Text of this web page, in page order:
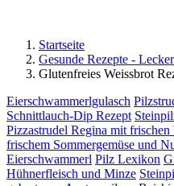
Startseite
Gesunde Rezepte -
Glutenfreies Weissbrot
Eierschwammerlgulasch
Schnittlauch-Dip Rezept
Pizzastrudel Regina mit frischen
frischem Sommergemüse und
Eierschwammerl Pilz Lexikon
Hühnerfleisch und Minze